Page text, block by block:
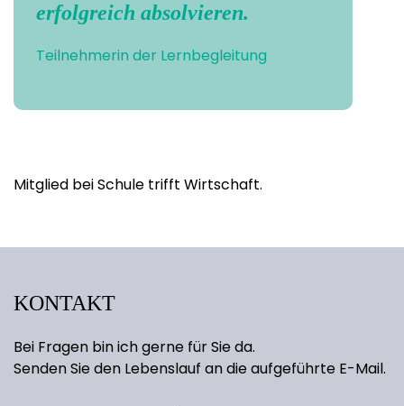
erfolgreich absolvieren.
Teilnehmerin der Lernbegleitung
Mitglied bei Schule trifft Wirtschaft.
KONTAKT
Bei Fragen bin ich gerne für Sie da.
Senden Sie den Lebenslauf an die aufgeführte E-Mail.